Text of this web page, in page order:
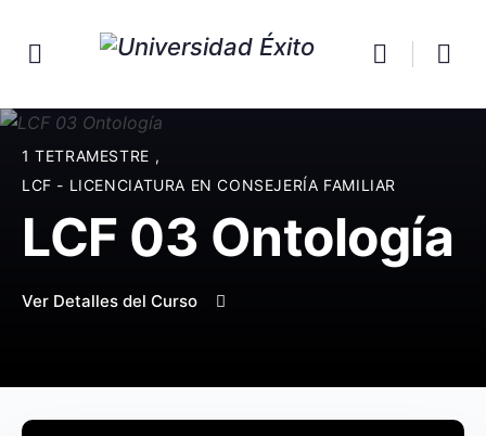
1 TETRAMESTRE ,
LCF - LICENCIATURA EN CONSEJERÍA FAMILIAR
LCF 03 Ontología
Ver Detalles del Curso